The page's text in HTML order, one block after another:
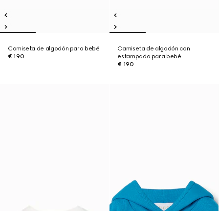
Camiseta de algodón para bebé
€ 190
Camiseta de algodón con
estampado para bebé
€ 190